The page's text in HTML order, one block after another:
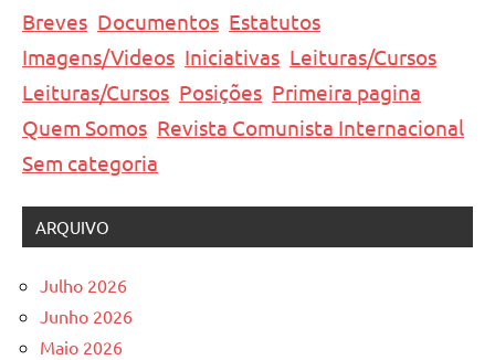
Breves Documentos Estatutos
Imagens/Videos Iniciativas Leituras/Cursos
Leituras/Cursos Posições Primeira pagina
Quem Somos Revista Comunista Internacional
Sem categoria
ARQUIVO
Julho 2026
Junho 2026
Maio 2026